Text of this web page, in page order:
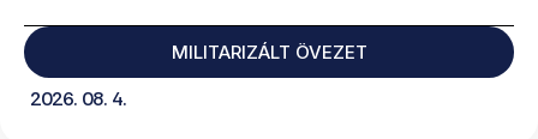
MILITARIZÁLT ÖVEZET
2026. 08. 4.